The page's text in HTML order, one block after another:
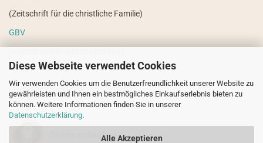
Diese Webseite verwendet Cookies
Wir verwenden Cookies um die Benutzerfreundlichkeit unserer Website zu
gewährleisten und Ihnen ein bestmögliches Einkaufserlebnis bieten zu
können. Weitere Informationen finden Sie in unserer
Datenschutzerklärung.
Alle Akzeptieren
(Zeitschrift für die christliche Familie)
GBV
VdHS
(weitere evangelistische Literatur)
Sicher einkaufen!